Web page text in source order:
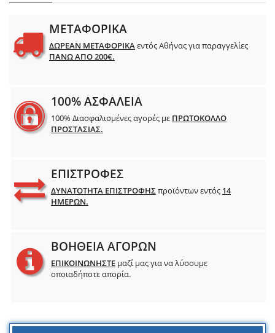
ΜΕΤΑΦΟΡΙΚΑ
ΔΩΡΕΑΝ ΜΕΤΑΦΟΡΙΚΑεντός Αθήνας για παραγγελίες
ΠΑΝΩ ΑΠΟ 200€.
100% ΑΣΦΑΛΕΙΑ
100% Διασφαλισμένες αγορές με ΠΡΩΤΟΚΟΛΛΟ
ΠΡΟΣΤΑΣΙΑΣ.
ΕΠΙΣΤΡΟΦΕΣ
ΔΥΝΑΤΟΤΗΤΑ ΕΠΙΣΤΡΟΦΗΣπροϊόντων εντός 14
ΗΜΕΡΩΝ.
ΒΟΗΘΕΙΑ ΑΓΟΡΩΝ
ΕΠΙΚΟΙΝΩΝΗΣΤΕ μαζί μας για να λύσουμε
οποιαδήποτε απορία.